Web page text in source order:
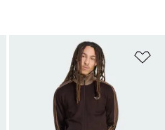
Ajouter à la Liste de produits